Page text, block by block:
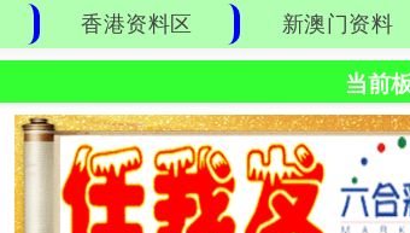
香港资料区 新澳门资料
当前